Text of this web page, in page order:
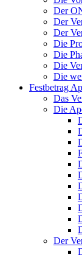
Der
Der
Der
Die
Die
Die
Die
Festbetrag
Das
Die
Der